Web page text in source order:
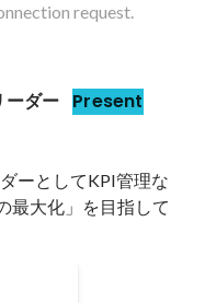
request.
ーダー Present
ーとしてKPI管理な
最大化」を目指して